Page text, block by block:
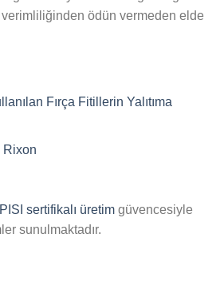
ödün vermeden elde
Fırça Fitillerin Yalıtıma
Rixon
sertifikalı üretim güvencesiyle
sunulmaktadır.